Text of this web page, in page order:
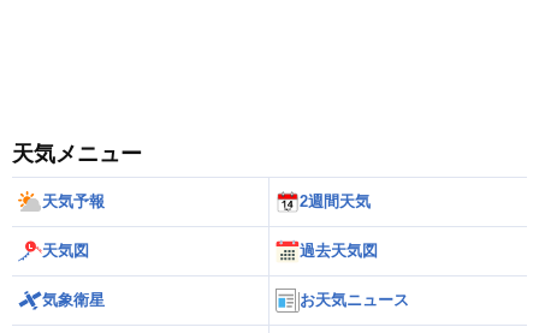
天気メニュー
天気予報 2週間天気
天気図 過去天気図
気象衛星 お天気ニュース